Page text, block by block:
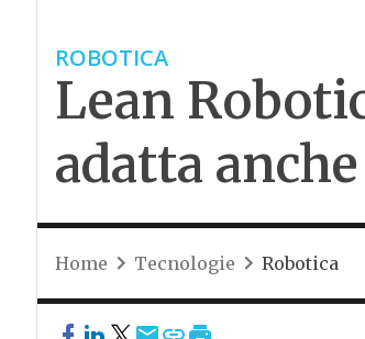
ROBOTICA
Lean
adatta
Home Tecnologie Robotica